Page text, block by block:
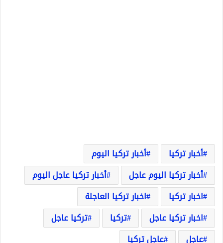
أخبار تركيا
أخبار تركيا اليوم
أخبار تركيا اليوم عاجل
أخبار تركيا عاجل اليوم
اخبار تركيا
اخبار تركيا العاجلة
اخبار تركيا عاجل
تركيا
تركيا عاجل
عاجل
عاجل تركيا